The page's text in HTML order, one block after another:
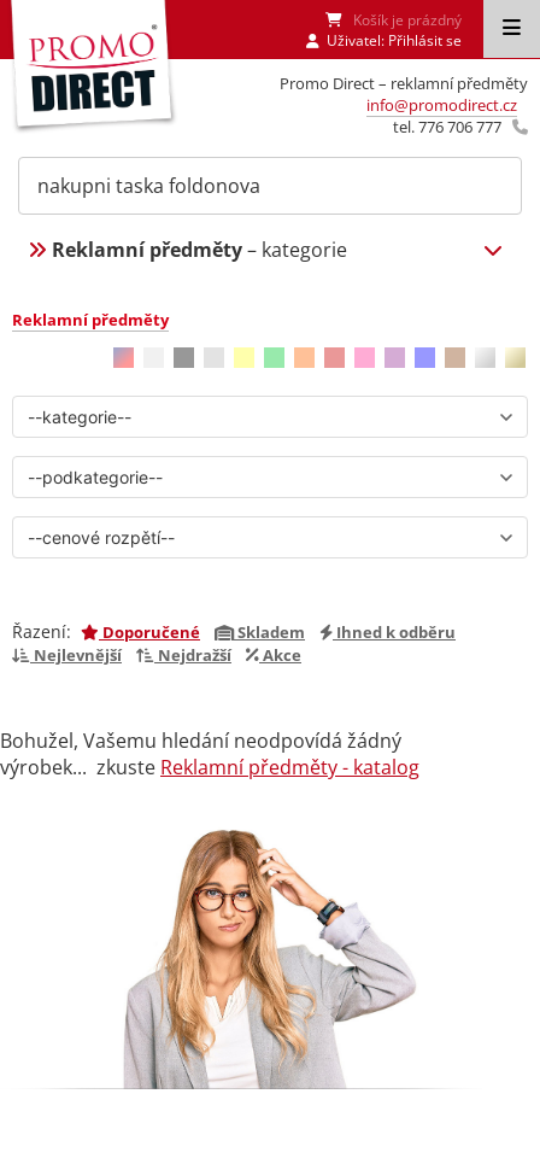
Promo Direct – reklamní předměty
info@promodirect.cz
tel. 776 706 777
Košík je prázdný
Uživatel: Přihlásit se
Reklamní předměty– kategorie
Reklamní předměty
Řazení: Doporučené Skladem
Ihned k odběru
Nejlevnější
Nejdražší Akce
Bohužel, Vašemu hledání neodpovídá žádný
výrobek... zkuste Reklamní předměty - katalog